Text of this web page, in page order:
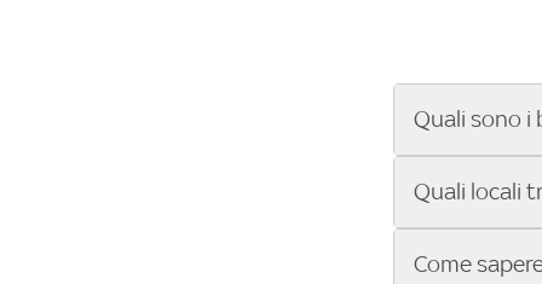
Quali sono i
Se cerchi un
ENILIVE, la
Sky Bar ti
Quali locali
Vuoi sapere
Come